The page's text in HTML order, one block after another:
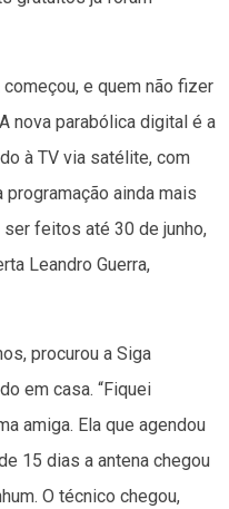
e quem não fizer
nova parabólica digital é a
à TV via satélite, com
ainda mais
feitos até 30 de junho,
Leandro Guerra,
procurou a Siga
em casa. “Fiquei
amiga. Ela que agendou
15 dias a antena chegou
O técnico chegou,